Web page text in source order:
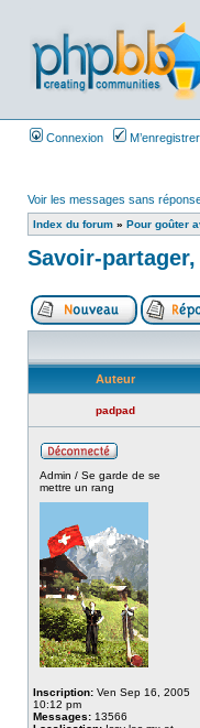
Connexion M’enregistrer
Voir les messages sans
Index du forum » Pour goûter
Savoir-
Auteur
padpad
Admin / Se garde de se
mettre un rang
Inscription: Ven Sep 16, 2005
10:12 pm
Messages: 13566